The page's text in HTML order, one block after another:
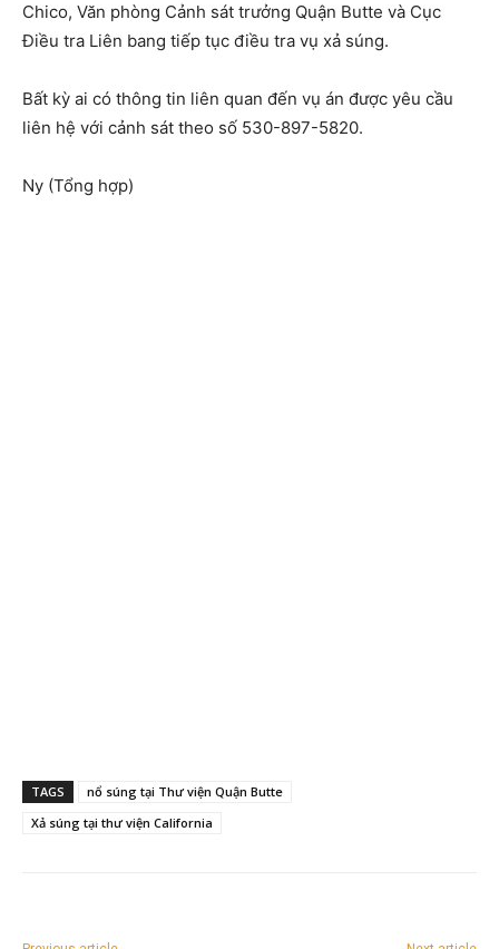
Chico, Văn phòng Cảnh sát trưởng Quận Butte và Cục
Điều tra Liên bang tiếp tục điều tra vụ xả súng.
Bất kỳ ai có thông tin liên quan đến vụ án được yêu cầu
liên hệ với cảnh sát theo số 530-897-5820.
Ny (Tổng hợp)
TAGS
nổ súng tại Thư viện Quận Butte
Xả súng tại thư viện California